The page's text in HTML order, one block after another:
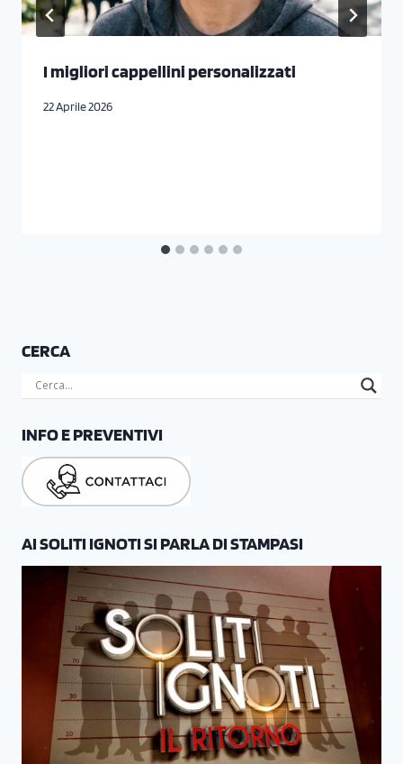
I migliori cappellini personalizzati
22 Aprile 2026
CERCA
INFO E PREVENTIVI
AI SOLITI IGNOTI SI PARLA DI STAMPASI